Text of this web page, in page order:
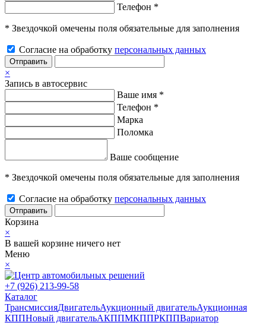
Телефон *
* Звездочкой омечены поля обязательные для заполнения
Согласие на обработку персональных данных
Отправить
×
Запись в автосервис
Ваше имя *
Телефон *
Марка
Поломка
Ваше сообщение
* Звездочкой омечены поля обязательные для заполнения
Согласие на обработку персональных данных
Отправить
Корзина
×
В вашей корзине ничего нет
Меню
×
+7 (926) 213-99-58
Каталог
ТрансмиссияДвигательАукционный двигательАукционная
КППНовый двигательАКППМКППРКППВариатор